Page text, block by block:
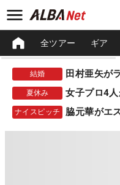
全ツアー ギア
結婚 田村亜矢が
夏休み 女子プロ4
ナイスピッチ 脇元華がエ